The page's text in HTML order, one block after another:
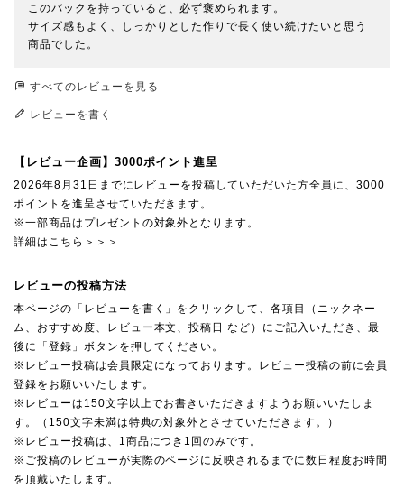
このバックを持っていると、必ず褒められます。
サイズ感もよく、しっかりとした作りで長く使い続けたいと思う
商品でした。
すべてのレビューを見る
レビューを書く
【レビュー企画】3000ポイント進呈
2026年8月31日までにレビューを投稿していただいた方全員に、3000
ポイントを進呈させていただきます。
※一部商品はプレゼントの対象外となります。
詳細はこちら＞＞＞
レビューの投稿方法
本ページの「レビューを書く」をクリックして、各項目（ニックネー
ム、おすすめ度、レビュー本文、投稿日 など）にご記入いただき、最
後に「登録」ボタンを押してください。
※レビュー投稿は会員限定になっております。レビュー投稿の前に会員
登録をお願いいたします。
※レビューは150文字以上でお書きいただきますようお願いいたしま
す。（150文字未満は特典の対象外とさせていただきます。）
※レビュー投稿は、1商品につき1回のみです。
※ご投稿のレビューが実際のページに反映されるまでに数日程度お時間
を頂戴いたします。